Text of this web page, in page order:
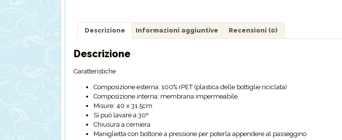
Descrizione Informazioni aggiuntive Recensioni (0)
Descrizione
Caratteristiche
Composizione esterna: 100% rPET (plastica delle bottiglie riciclata)
Composizione interna: membrana impermeabile
Misure: 40 x 31.5cm
Si può lavare a 30º
Chiusura a cerniera
Maniglietta con bottone a pressione per poterla appendere al passeggino